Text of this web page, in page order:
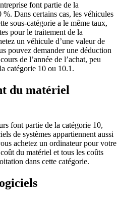
font partie de la
Dans certains cas, les véhicules
sous-catégorie a le même taux,
pour le traitement de la
un véhicule d’une valeur de
pouvez demander une déduction
de l’année de l’achat, peu
catégorie 10 ou 10.1.
du matériel
font partie de la catégorie 10,
de systèmes appartiennent aussi
achetez un ordinateur pour votre
du matériel et tous les coûts
dans cette catégorie.